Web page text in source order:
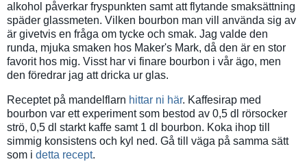
alkohol påverkar fryspunkten samt att flytande smaksättning
späder glassmeten. Vilken bourbon man vill använda sig av
är givetvis en fråga om tycke och smak. Jag valde den
runda, mjuka smaken hos Maker's Mark, då den är en stor
favorit hos mig. Visst har vi finare bourbon i vår ägo, men
den föredrar jag att dricka ur glas.
Receptet på mandelflarn hittar ni här. Kaffesirap med
bourbon var ett experiment som bestod av 0,5 dl rörsocker
strö, 0,5 dl starkt kaffe samt 1 dl bourbon. Koka ihop till
simmig konsistens och kyl ned. Gå till väga på samma sätt
som i detta recept.